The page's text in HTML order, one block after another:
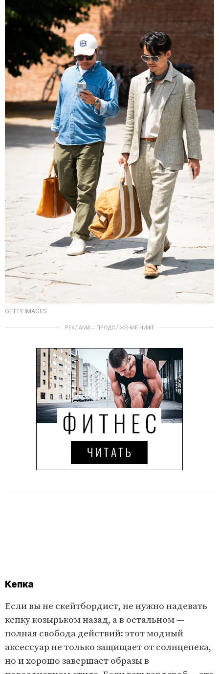
GETTY IMAGES
РЕКЛАМА – ПРОДОЛЖЕНИЕ НИЖЕ
Кепка
Если вы не скейтбордист, не нужно надевать
кепку козырьком назад, а в остальном —
полная свобода действий: этот модный
аксессуар не только защищает от солнцепека,
но и хорошо завершает образы в